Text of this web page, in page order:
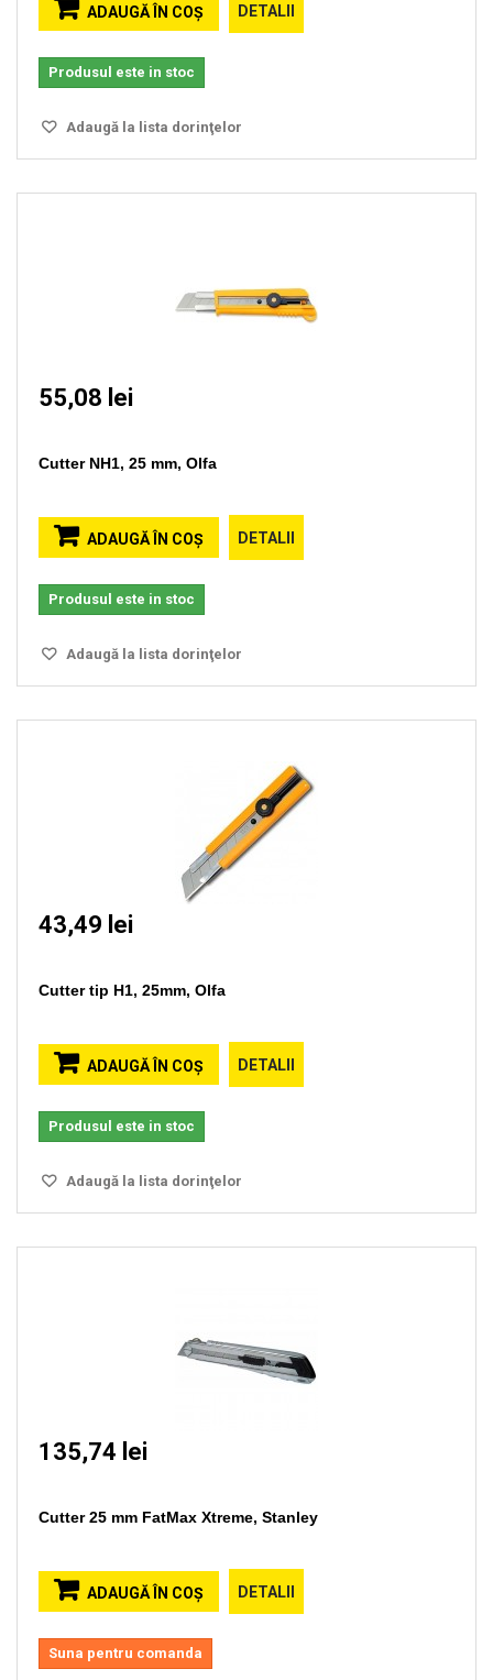
ADAUGĂ ÎN COŞ DETALII
Produsul este in stoc
Adaugă la lista dorinţelor
55,08 lei
Cutter NH1, 25 mm, Olfa
ADAUGĂ ÎN COŞ DETALII
Produsul este in stoc
Adaugă la lista dorinţelor
43,49 lei
Cutter tip H1, 25mm, Olfa
ADAUGĂ ÎN COŞ DETALII
Produsul este in stoc
Adaugă la lista dorinţelor
135,74 lei
Cutter 25 mm FatMax Xtreme, Stanley
ADAUGĂ ÎN COŞ DETALII
Suna pentru comanda